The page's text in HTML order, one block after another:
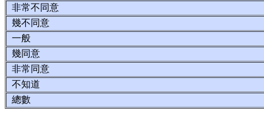
非常不同意
幾不同意
一般
幾同意
非常同意
不知道
總數